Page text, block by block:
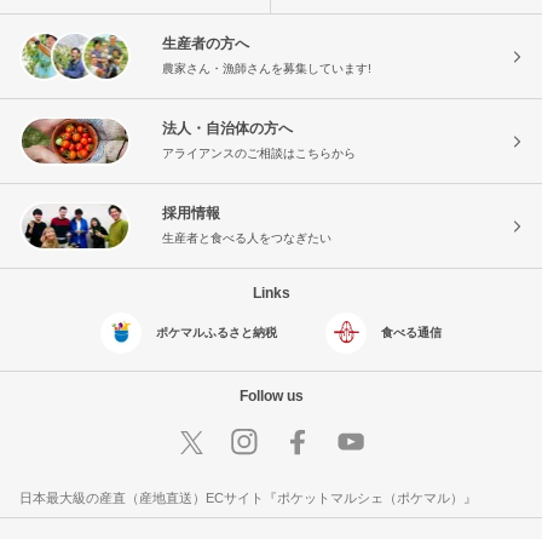
生産者の方へ
農家さん・漁師さんを募集しています!
法人・自治体の方へ
アライアンスのご相談はこちらから
採用情報
生産者と食べる人をつなぎたい
Links
ポケマルふるさと納税 食べる通信
Follow us
日本最大級の産直（産地直送）ECサイト『ポケットマルシェ（ポケマル）』